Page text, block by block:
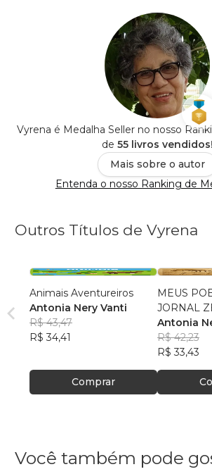
Vyrena é Medalha Seller no nosso
de 55 livros vendidos!
Mais sobre o autor
Entenda o nosso Ranking de
Outros Títulos de Vyrena
Animais Aventureiros
Antonia Nery Vanti
R$ 43,47
R$ 34,41
Comprar
MEUS
JORNAL
Antonia
R$ 42,23
R$ 33,43
Você também pode